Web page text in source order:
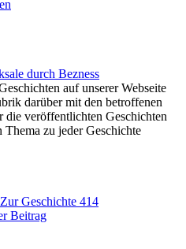
durch Bezness
auf unserer Webseite
darüber mit den betroffenen
die veröffentlichten Geschichten
zu jeder Geschichte
Geschichte 414
Beitrag